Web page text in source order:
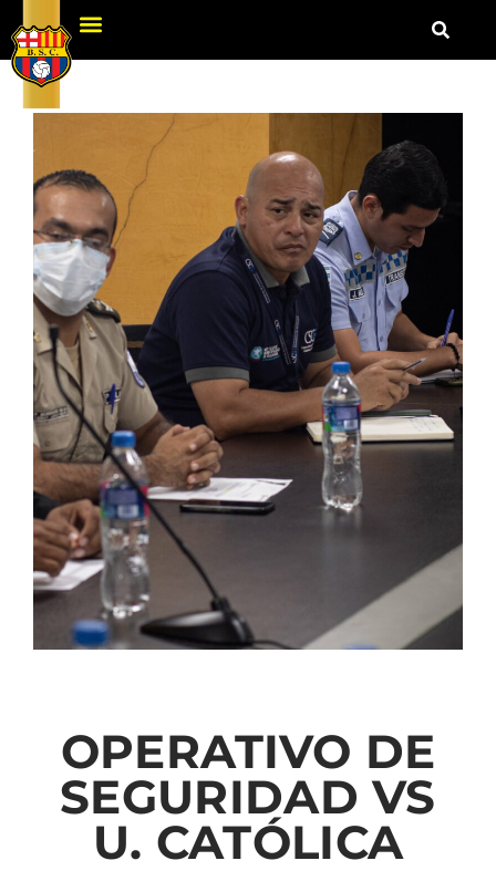
OPERATIVO DE
SEGURIDAD VS
U. CATÓLICA